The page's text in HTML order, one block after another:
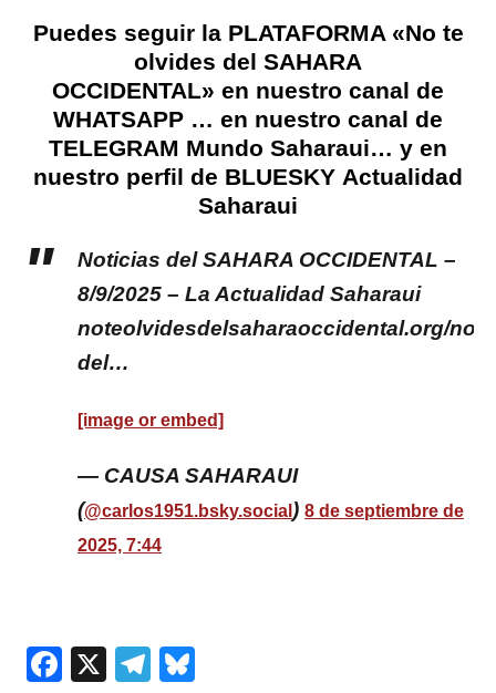
Puedes seguir la PLATAFORMA «No te
olvides del SAHARA
OCCIDENTAL» en nuestro canal de
WHATSAPP … en nuestro canal de
TELEGRAM Mundo Saharaui… y en
nuestro perfil de BLUESKY Actualidad
Saharaui
Noticias del SAHARA OCCIDENTAL –
8/9/2025 – La Actualidad Saharaui
noteolvidesdelsaharaoccidental.org/
del…
[image or embed]
— CAUSA SAHARAUI
(@carlos1951.bsky.social ) 8 de septiembre de
2025, 7:44
Facebook
X Telegram